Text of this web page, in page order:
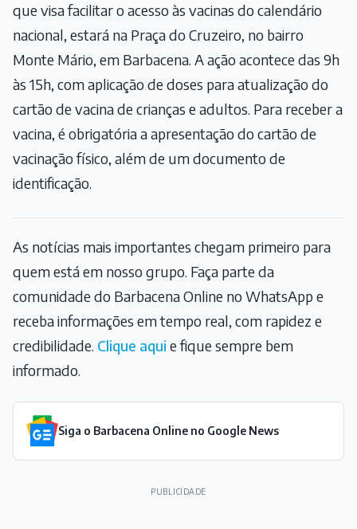
que visa facilitar o acesso às vacinas do calendário
nacional, estará na Praça do Cruzeiro, no bairro
Monte Mário, em Barbacena. A ação acontece das 9h
às 15h, com aplicação de doses para atualização do
cartão de vacina de crianças e adultos. Para receber a
vacina, é obrigatória a apresentação do cartão de
vacinação físico, além de um documento de
identificação.
As notícias mais importantes chegam primeiro para
quem está em nosso grupo. Faça parte da
comunidade do Barbacena Online no WhatsApp e
receba informações em tempo real, com rapidez e
credibilidade. Clique aqui e fique sempre bem
informado.
Siga o Barbacena Online no Google News
PUBLICIDADE